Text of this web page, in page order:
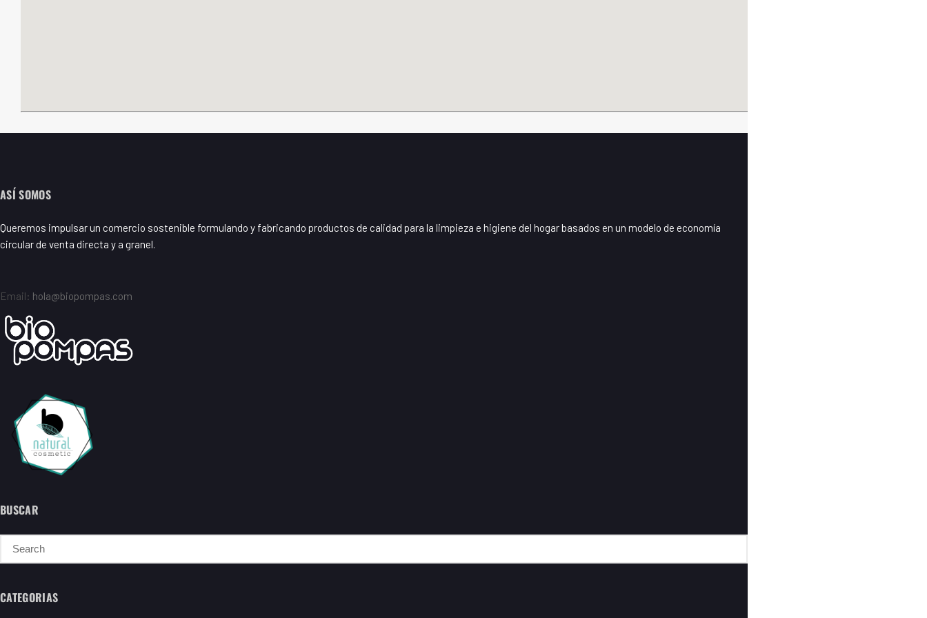
ASÍ SOMOS
Queremos impulsar un comercio sostenible formulando y fabricando productos de calidad para la limpieza e higiene del hogar basados en un modelo de economía
circular de venta directa y a granel.
Email: hola@biopompas.com
BUSCAR
CATEGORIAS